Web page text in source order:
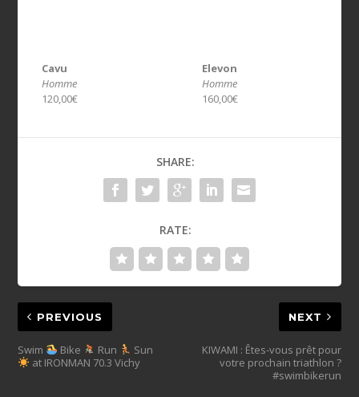
Cavu
Homme
120,00€
Elevon
Homme
160,00€
SHARE:
RATE:
PREVIOUS
Swim Bike Run
Sun
at IRONMAN 70.3 Vichy
NEXT
KIWAMI : Êtes-vous prêt pour
votre prochain triathlon ?
#swimbikerun